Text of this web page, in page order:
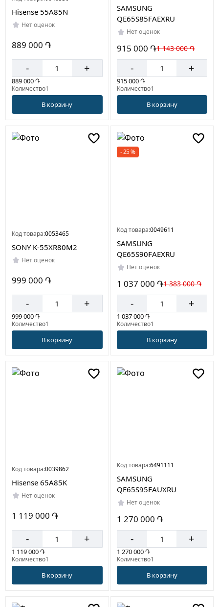
Hisense 55A85N
Нет оценок
889 000 ֏
- +
889 000 ֏
Количество1
В корзину
SAMSUNG
QE65S85FAEXRU
Нет оценок
915 000 ֏1 143 000 ֏
- +
915 000 ֏
Количество1
В корзину
Код товара:0053465
SONY K-55XR80M2
Нет оценок
999 000 ֏
- +
999 000 ֏
Количество1
В корзину
- 25 %
Код товара:0049611
SAMSUNG
QE65S90FAEXRU
Нет оценок
1 037 000 ֏1 383 000 ֏
- +
1 037 000 ֏
Количество1
В корзину
Код товара:0039862
Hisense 65A85K
Нет оценок
1 119 000 ֏
- +
1 119 000 ֏
Количество1
В корзину
Код товара:6491111
SAMSUNG
QE65S95FAUXRU
Нет оценок
1 270 000 ֏
- +
1 270 000 ֏
Количество1
В корзину